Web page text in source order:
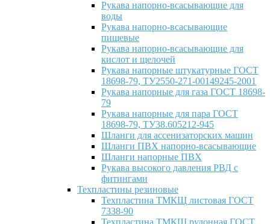
Рукава напорно-всасывающие для
воды
Рукава напорно-всасывающие
пищевые
Рукава напорно-всасывающие для
кислот и щелочей
Рукава напорные штукатурные ГОСТ
18698-79, ТУ2550-271-00149245-2001
Рукава напорные для газа ГОСТ 18698-
79
Рукава напорные для пара ГОСТ
18698-79, ТУ38.605212-945
Шланги для ассенизаторских машин
Шланги ПВХ напорно-всасывающие
Шланги напорные ПВХ
Рукава высокого давления РВД с
фитингами
Техпластины резиновые
Техпластина ТМКЩ листовая ГОСТ
7338-90
Техпластина ТМКЩ рулонная ГОСТ